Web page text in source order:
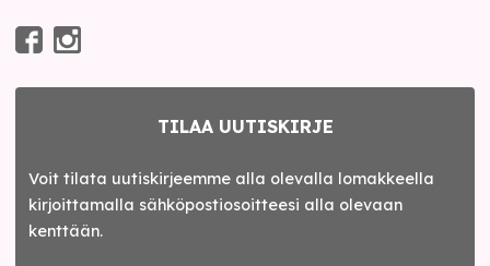
TILAA UUTISKIRJE
Voit tilata uutiskirjeemme alla olevalla lomakkeella
kirjoittamalla sähköpostiosoitteesi alla olevaan
kenttään.